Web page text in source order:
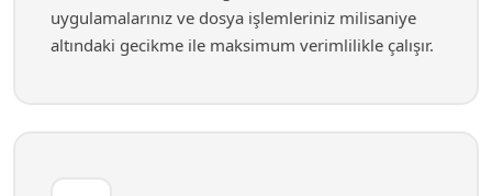
uygulamalarınız ve dosya işlemleriniz milisaniye
altındaki gecikme ile maksimum verimlilikle çalışır.